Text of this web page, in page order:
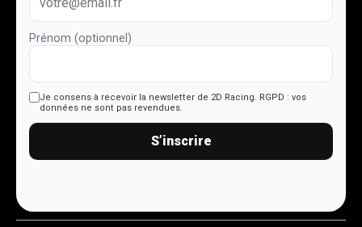
Prénom (optionnel)
Je consens à recevoir la newsletter de 2D Racing. RGPD : vos
données ne sont pas revendues.
S’inscrire